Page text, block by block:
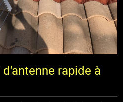
rapide à